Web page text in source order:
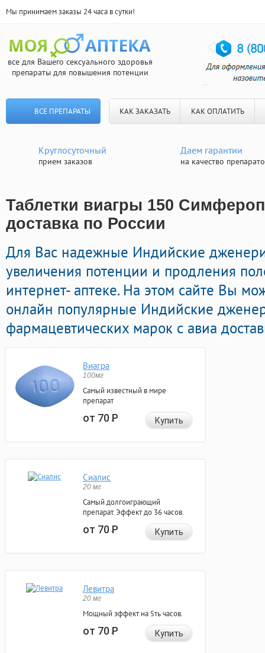
Мы принимаем заказы 24 часа в сутки!
все для Вашего сексуального здоровья
препараты для повышения потенции
ВСЕ ПРЕПАРАТЫ КАК ЗАКАЗАТЬ КАК ОПЛАТИТЬ
Круглосуточный
прием заказов
Даем гарантии
на качество
Таблетки виагры 150
доставка по России
Для Вас надежные Индийские
увеличения потенции и продления
интернет- аптеке. На этом сайте Вы
онлайн популярные Индийские
фармацевтических марок с авиа
Виагра
100мг
Самый известный в мире
препарат
от 70Р Купить
Сиалис
20 мг
Самый долгоиграющий
препарат. Эффект до 36 часов.
от 70Р Купить
Левитра
20 мг
Мощный эффект на 5ть часов.
от 70Р Купить